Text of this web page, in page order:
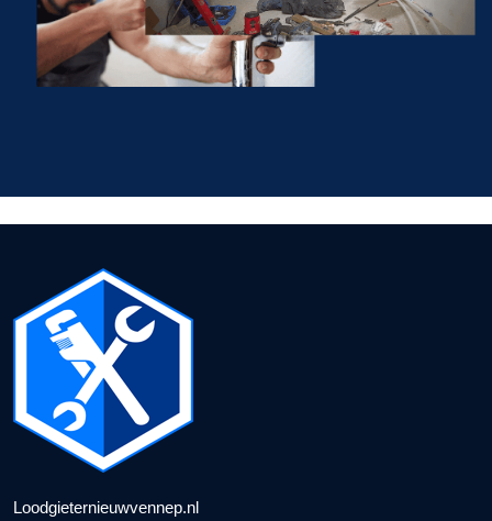
Loodgieternieuwvennep.nl